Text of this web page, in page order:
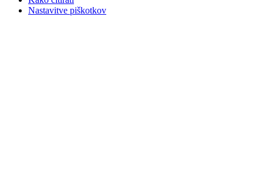
Nastavitve piškotkov